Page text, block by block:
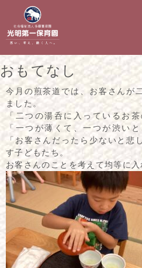
おもてなし
今月の煎茶道では、お客さんが
ました。
「二つの湯呑に入っているお
「一つが薄くて、一つが渋い
「お客さんだったら少ないと悲
す子どもたち。
お客さんのことを考えて均等に